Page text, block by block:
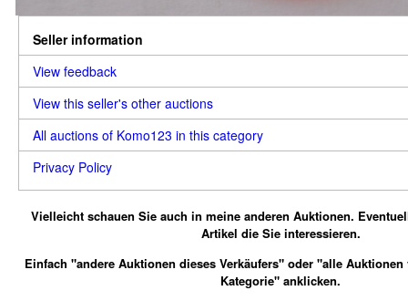
Seller information
View feedback
View this seller's other auctions
All auctions of Komo123 in this category
Privacy Policy
Vielleicht schauen Sie auch in meine anderen Auktionen.
Artikel die Sie interessieren.
Einfach "andere Auktionen dieses Verkäufers" oder "alle
Kategorie" anklicken.